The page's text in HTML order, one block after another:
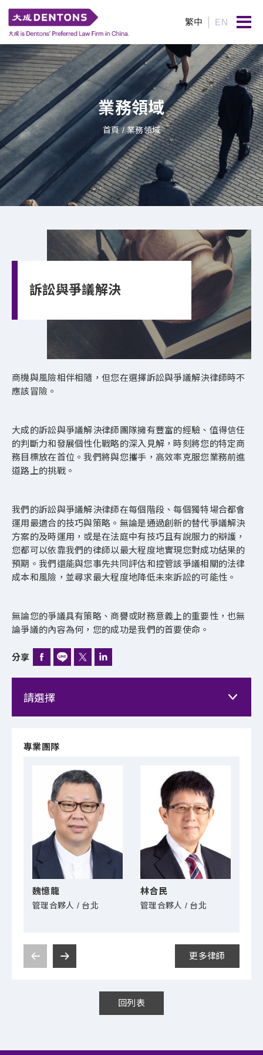
繁中 EN
業務領域
首頁/ 業務領域
訴訟與爭議解決
商機與風險相伴相隨，但您在選擇訴訟與爭議解決律師時不
應該冒險。
大成的訴訟與爭議解決律師團隊擁有豐富的經驗、值得信任
的判斷力和發展個性化戰略的深入見解，時刻將您的特定商
務目標放在首位。我們將與您攜手，高效率克服您業務前進
道路上的挑戰。
我們的訴訟與爭議解決律師在每個階段、每個獨特場合都會
運用最適合的技巧與策略。無論是通過創新的替代爭議解決
方案的及時運用，或是在法庭中有技巧且有說服力的辯護，
您都可以依靠我們的律師以最大程度地實現您對成功結果的
預期。我們還能與您事先共同評估和控管該爭議相關的法律
成本和風險，並尋求最大程度地降低未來訴訟的可能性。
無論您的爭議具有策略、商譽或財務意義上的重要性，也無
論爭議的內容為何，您的成功是我們的首要使命。
分享
專業團隊
魏憶龍
管理合夥人 / 台北
林合民
管理合夥人 / 台北
更多律師
回列表